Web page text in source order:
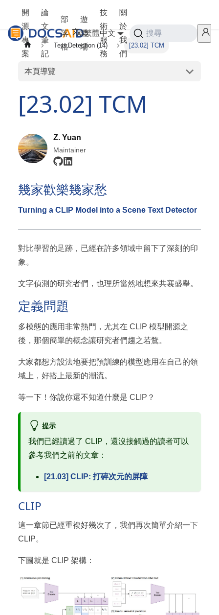
開
源
專
案
論
文
筆
記
部
落
格
遊
樂
場
技
術
服
務
關
於
我
們
繁體中文 搜尋
Text Detection (14) [23.02] TCM
本頁導覽
[23.02] TCM
Z. Yuan
Maintainer
幾家歡樂幾家愁
Turning a CLIP Model into a Scene Text Detector
對比學習的足跡，已經在許多領域中留下了深刻的印
象。
文字偵測的研究者們，也理所當然地想來共襄盛舉。
定義問題
多模態的應用非常熱門，尤其在 CLIP 模型開源之
後，那個簡單的概念讓研究者們趨之若鶩。
大家都想方設法地要把預訓練的模型應用在自己的領
域上，好搭上最新的潮流。
等一下！你說你還不知道什麼是 CLIP？
提示
我們已經讀過了 CLIP，還沒接觸過的讀者可以
參考我們之前的文章：
[21.03] CLIP: 打碎次元的屏障
CLIP
這一章節已經重複好幾次了，我們再次簡單介紹一下
CLIP。
下圖就是 CLIP 架構：